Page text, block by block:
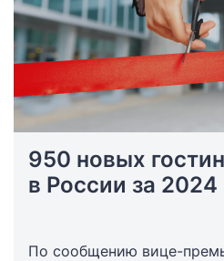
950 новых
в России за 2024
По сообщению вице-